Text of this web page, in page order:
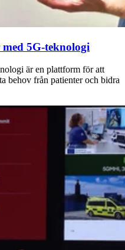
5G-teknologi
är en plattform för att
behov från patienter och bidra